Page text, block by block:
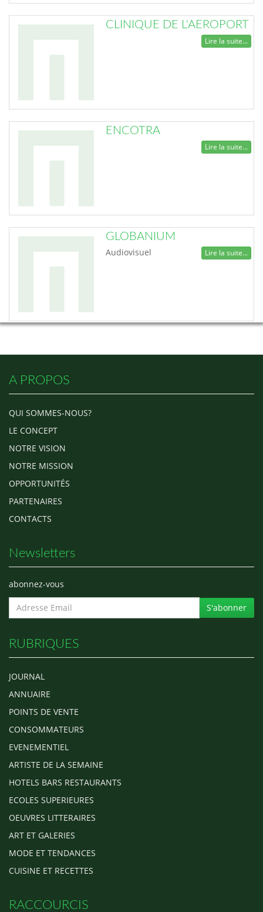
CLINIQUE DE L'AEROPORT
Lire la suite...
ENCOTRA
Lire la suite...
GLOBANIUM
Audiovisuel Lire la suite...
A PROPOS
QUI SOMMES-NOUS?
LE CONCEPT
NOTRE VISION
NOTRE MISSION
OPPORTUNITÉS
PARTENAIRES
CONTACTS
Newsletters
abonnez-vous
S'abonner
RUBRIQUES
JOURNAL
ANNUAIRE
POINTS DE VENTE
CONSOMMATEURS
EVENEMENTIEL
ARTISTE DE LA SEMAINE
HOTELS BARS RESTAURANTS
ECOLES SUPERIEURES
OEUVRES LITTERAIRES
ART ET GALERIES
MODE ET TENDANCES
CUISINE ET RECETTES
RACCOURCIS